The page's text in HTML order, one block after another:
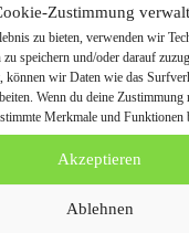
Zustimmung
zu bieten, verwenden wir
speichern und/oder darauf
können wir Daten wie das
Wenn du deine Zustimmung
Merkmale und Funktionen
Akzeptieren
Ablehnen
Fahrzeuge
im
2026